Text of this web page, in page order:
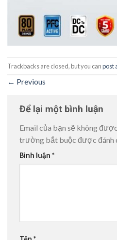
Trackbacks are closed, but you canpost
← Previous
Để lại một bình luận
Email của bạn sẽ không
trường bắt buộc được đánh
Bình luận *